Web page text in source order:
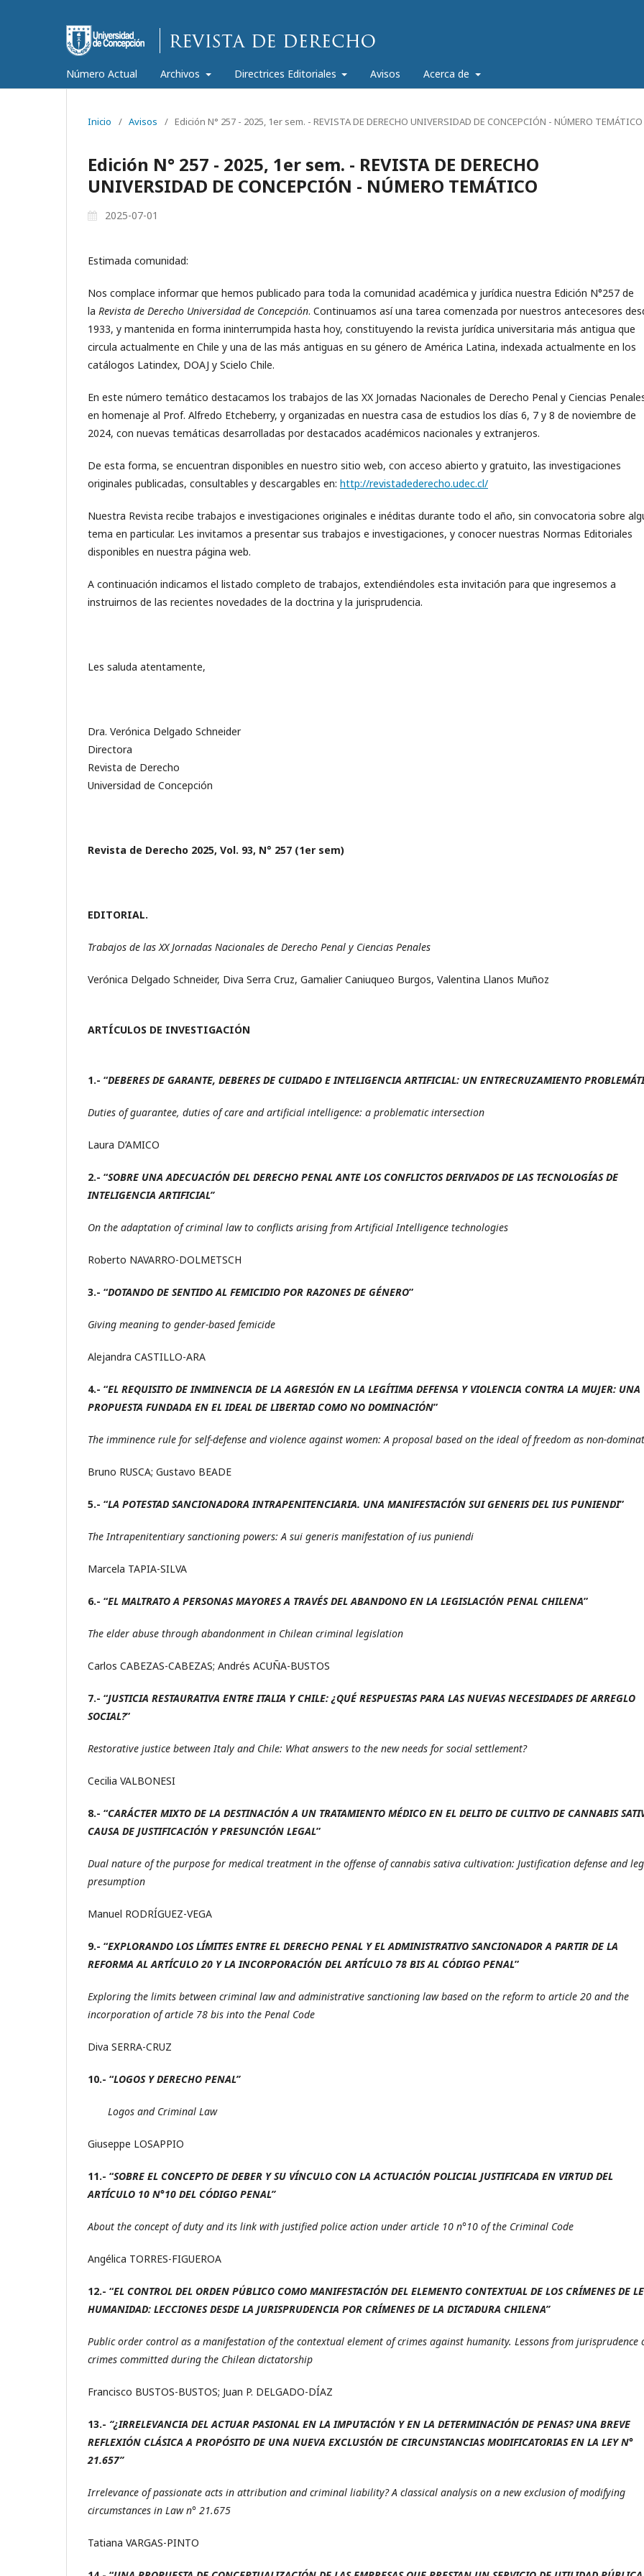
Número Actual Archivos Directrices Editoriales Avisos Acerca de
Inicio / Avisos / Edición N° 257 - 2025, 1er sem. - REVISTA DE DERECHO UNIVERSIDAD DE CONCEPCIÓN - NÚMERO TEMÁTICO
Edición N° 257 - 2025, 1er sem. - REVISTA DE DERECHO
UNIVERSIDAD DE CONCEPCIÓN - NÚMERO TEMÁTICO
2025-07-01
Estimada comunidad:
Nos complace informar que hemos publicado para toda la comunidad académica y jurídica nuestra Edición N°257 de
la Revista de Derecho Universidad de Concepción. Continuamos así una tarea comenzada por nuestros antecesores
1933, y mantenida en forma ininterrumpida hasta hoy, constituyendo la revista jurídica universitaria más antigua que
circula actualmente en Chile y una de las más antiguas en su género de América Latina, indexada actualmente en los
catálogos Latindex, DOAJ y Scielo Chile.
En este número temático destacamos los trabajos de las XX Jornadas Nacionales de Derecho Penal y Ciencias
en homenaje al Prof. Alfredo Etcheberry, y organizadas en nuestra casa de estudios los días 6, 7 y 8 de noviembre de
2024, con nuevas temáticas desarrolladas por destacados académicos nacionales y extranjeros.
De esta forma, se encuentran disponibles en nuestro sitio web, con acceso abierto y gratuito, las investigaciones
originales publicadas, consultables y descargables en: http://revistadederecho.udec.cl/
Nuestra Revista recibe trabajos e investigaciones originales e inéditas durante todo el año, sin convocatoria sobre
tema en particular. Les invitamos a presentar sus trabajos e investigaciones, y conocer nuestras Normas Editoriales
disponibles en nuestra página web.
A continuación indicamos el listado completo de trabajos, extendiéndoles esta invitación para que ingresemos a
instruirnos de las recientes novedades de la doctrina y la jurisprudencia.
Les saluda atentamente,
Dra. Verónica Delgado Schneider
Directora
Revista de Derecho
Universidad de Concepción
Revista de Derecho 2025, Vol. 93, N° 257 (1er sem)
EDITORIAL.
Trabajos de las XX Jornadas Nacionales de Derecho Penal y Ciencias Penales
Verónica Delgado Schneider, Diva Serra Cruz, Gamalier Caniuqueo Burgos, Valentina Llanos Muñoz
ARTÍCULOS DE INVESTIGACIÓN
1.- “DEBERES DE GARANTE, DEBERES DE CUIDADO E INTELIGENCIA ARTIFICIAL: UN ENTRECRUZAMIENTO
Duties of guarantee, duties of care and artificial intelligence: a problematic intersection
Laura D’AMICO
2.- “SOBRE UNA ADECUACIÓN DEL DERECHO PENAL ANTE LOS CONFLICTOS DERIVADOS DE LAS TECNOLOGÍAS DE
INTELIGENCIA ARTIFICIAL”
On the adaptation of criminal law to conflicts arising from Artificial Intelligence technologies
Roberto NAVARRO-DOLMETSCH
3.- “DOTANDO DE SENTIDO AL FEMICIDIO POR RAZONES DE GÉNERO”
Giving meaning to gender-based femicide
Alejandra CASTILLO-ARA
4.- “EL REQUISITO DE INMINENCIA DE LA AGRESIÓN EN LA LEGÍTIMA DEFENSA Y VIOLENCIA CONTRA LA MUJER: UNA
PROPUESTA FUNDADA EN EL IDEAL DE LIBERTAD COMO NO DOMINACIÓN”
The imminence rule for self-defense and violence against women: A proposal based on the ideal of freedom as non-
Bruno RUSCA; Gustavo BEADE
5.- “LA POTESTAD SANCIONADORA INTRAPENITENCIARIA. UNA MANIFESTACIÓN SUI GENERIS DEL IUS PUNIENDI”
The Intrapenitentiary sanctioning powers: A sui generis manifestation of ius puniendi
Marcela TAPIA-SILVA
6.- “EL MALTRATO A PERSONAS MAYORES A TRAVÉS DEL ABANDONO EN LA LEGISLACIÓN PENAL CHILENA”
The elder abuse through abandonment in Chilean criminal legislation
Carlos CABEZAS-CABEZAS; Andrés ACUÑA-BUSTOS
7.- “JUSTICIA RESTAURATIVA ENTRE ITALIA Y CHILE: ¿QUÉ RESPUESTAS PARA LAS NUEVAS NECESIDADES DE ARREGLO
SOCIAL?”
Restorative justice between Italy and Chile: What answers to the new needs for social settlement?
Cecilia VALBONESI
8.- “CARÁCTER MIXTO DE LA DESTINACIÓN A UN TRATAMIENTO MÉDICO EN EL DELITO DE CULTIVO DE CANNABIS
CAUSA DE JUSTIFICACIÓN Y PRESUNCIÓN LEGAL”
Dual nature of the purpose for medical treatment in the offense of cannabis sativa cultivation: Justification defense and
presumption
Manuel RODRÍGUEZ-VEGA
9.- “EXPLORANDO LOS LÍMITES ENTRE EL DERECHO PENAL Y EL ADMINISTRATIVO SANCIONADOR A PARTIR DE LA
REFORMA AL ARTÍCULO 20 Y LA INCORPORACIÓN DEL ARTÍCULO 78 BIS AL CÓDIGO PENAL”
Exploring the limits between criminal law and administrative sanctioning law based on the reform to article 20 and the
incorporation of article 78 bis into the Penal Code
Diva SERRA-CRUZ
10.- “LOGOS Y DERECHO PENAL”
Logos and Criminal Law
Giuseppe LOSAPPIO
11.- “SOBRE EL CONCEPTO DE DEBER Y SU VÍNCULO CON LA ACTUACIÓN POLICIAL JUSTIFICADA EN VIRTUD DEL
ARTÍCULO 10 N°10 DEL CÓDIGO PENAL”
About the concept of duty and its link with justified police action under article 10 n°10 of the Criminal Code
Angélica TORRES-FIGUEROA
12.- “EL CONTROL DEL ORDEN PÚBLICO COMO MANIFESTACIÓN DEL ELEMENTO CONTEXTUAL DE LOS CRÍMENES DE
HUMANIDAD: LECCIONES DESDE LA JURISPRUDENCIA POR CRÍMENES DE LA DICTADURA CHILENA”
Public order control as a manifestation of the contextual element of crimes against humanity. Lessons from jurisprudence
crimes committed during the Chilean dictatorship
Francisco BUSTOS-BUSTOS; Juan P. DELGADO-DÍAZ
13.- “¿IRRELEVANCIA DEL ACTUAR PASIONAL EN LA IMPUTACIÓN Y EN LA DETERMINACIÓN DE PENAS? UNA BREVE
REFLEXIÓN CLÁSICA A PROPÓSITO DE UNA NUEVA EXCLUSIÓN DE CIRCUNSTANCIAS MODIFICATORIAS EN LA LEY N°
21.657”
Irrelevance of passionate acts in attribution and criminal liability? A classical analysis on a new exclusion of modifying
circumstances in Law n° 21.675
Tatiana VARGAS-PINTO